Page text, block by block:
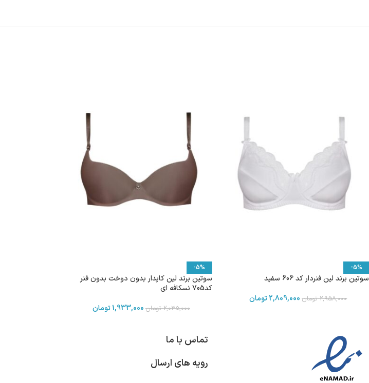
-5%
سوتین برند لین فنردار کد 606 سفید
2,958,000 تومان 2,809,000تومان
-5%
سوتین برند لین کاپدار بدون دوخت بدون فنر
کد705 نسکافه ای
2,035,000 تومان 1,933,000تومان
تماس با ما
رویه های ارسال